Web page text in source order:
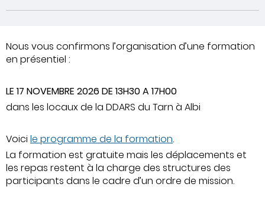
Nous vous confirmons l’organisation d’une formation
en présentiel :
LE 17 NOVEMBRE 2026 DE 13H30 A 17H00
dans les locaux de la DDARS du Tarn à Albi
Voici le programme de la formation.
La formation est gratuite mais les déplacements et
les repas restent à la charge des structures des
participants dans le cadre d’un ordre de mission.